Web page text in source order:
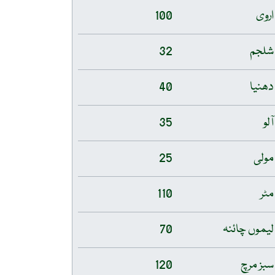
اروی
100
شلجم
32
دھنیا
40
آلو
35
مولی
25
مٹر
110
لیموں چائنہ
70
سبز مرچ
120